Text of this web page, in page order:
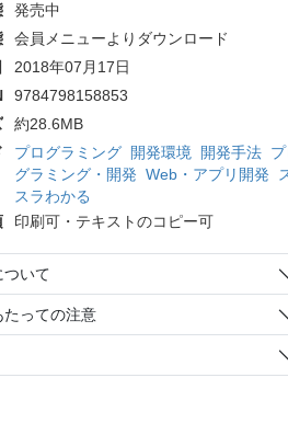
発売中
会員メニューよりダウンロード
2018年07月17日
9784798158853
約28.6MB
プログラミング 開発環境 開発手法
グラミング・開発 Web・アプリ開発
スラわかる
印刷可・テキストのコピー可
ついて
っての注意